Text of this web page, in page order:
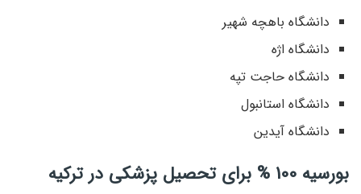
دانشگاه باهچه شهیر
دانشگاه اژه
دانشگاه حاجت تپه
دانشگاه استانبول
دانشگاه آیدین
بورسیه 100 % برای تحصیل پزشکی در ترکیه